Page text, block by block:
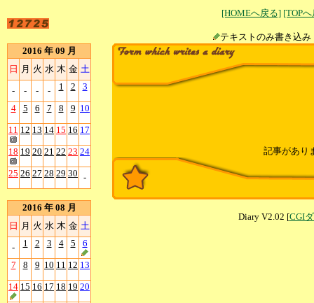
[HOMEへ戻る] [TOP
テキストのみ書
2016 年 09 月
日 月 火 水 木 金 土
- - - - 1 2 3
4 5 6 7 8 9 10
11 12 13 14 15 16 17
18 19 20 21 22 23 24
25 26 27 28 29 30 -
2016 年 08 月
日 月 火 水 木 金 土
- 1 2 3 4 5 6
7 8 9 10 11 12 13
14 15 16 17 18 19 20
記事があり
Diary V2.02 [CGI